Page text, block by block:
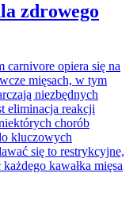
zdrowego
opiera się na
mięsach, w tym
niezbędnych
eliminacja reakcji
chorób
kluczowych
się to restrykcyjne,
kawałka mięsa